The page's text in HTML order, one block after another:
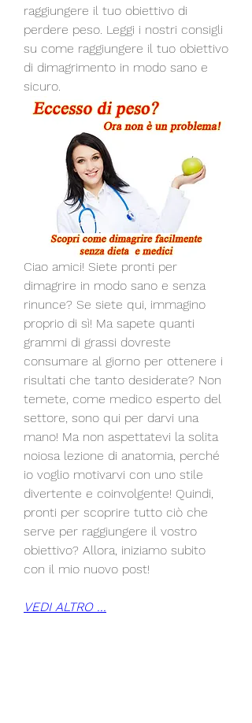
raggiungere il tuo obiettivo di
perdere peso. Leggi i nostri consigli
su come raggiungere il tuo obiettivo
di dimagrimento in modo sano e
sicuro.
Ciao amici! Siete pronti per
dimagrire in modo sano e senza
rinunce? Se siete qui, immagino
proprio di sì! Ma sapete quanti
grammi di grassi dovreste
consumare al giorno per ottenere i
risultati che tanto desiderate? Non
temete, come medico esperto del
settore, sono qui per darvi una
mano! Ma non aspettatevi la solita
noiosa lezione di anatomia, perché
io voglio motivarvi con uno stile
divertente e coinvolgente! Quindi,
pronti per scoprire tutto ciò che
serve per raggiungere il vostro
obiettivo? Allora, iniziamo subito
con il mio nuovo post!
VEDI ALTRO ...